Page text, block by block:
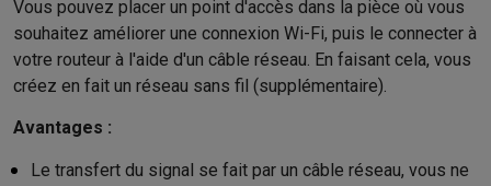
Vous pouvez placer un point d'accès dans la pièce où vous
souhaitez améliorer une connexion Wi-Fi, puis le connecter à
votre routeur à l'aide d'un câble réseau. En faisant cela, vous
créez en fait un réseau sans fil (supplémentaire).
Avantages :
Le transfert du signal se fait par un câble réseau, vous ne